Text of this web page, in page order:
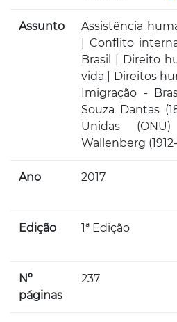
Assunto
Assistência
| Conflito
Brasil | Direito
vida | Direitos
Imigração -
Souza Dantas
Unidas
Wallenberg
Ano 2017
Edição 1ª Edição
Nº
páginas
237